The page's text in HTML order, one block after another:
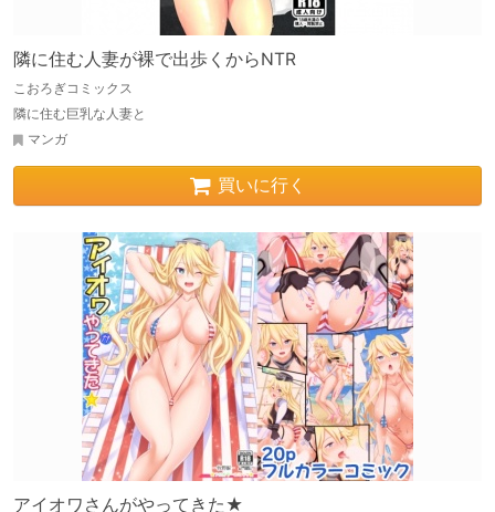
隣に住む人妻が裸で出歩くからNTR
こおろぎコミックス
隣に住む巨乳な人妻と
マンガ
買いに行く
アイオワさんがやってきた★